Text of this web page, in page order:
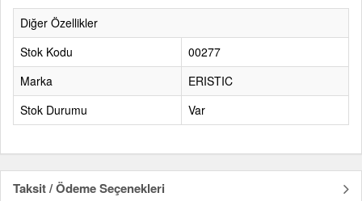
Diğer Özellikler
Stok Kodu
00277
Marka
ERISTIC
Stok Durumu
Var
Taksit / Ödeme Seçenekleri